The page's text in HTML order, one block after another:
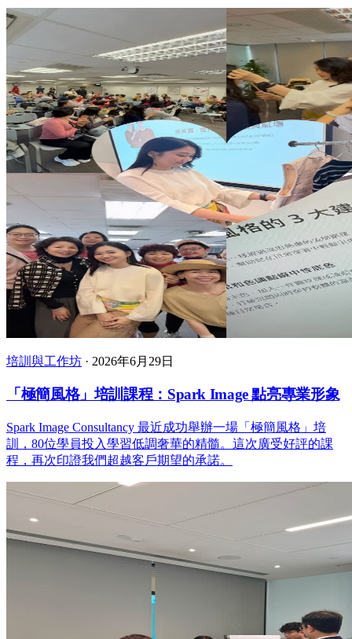
培訓與工作坊 · 2026年6月29日
「極簡風格」培訓課程：Spark Image 點亮專業形象
Spark Image Consultancy 最近成功舉辦一場「極簡風格」培
訓，80位學員投入學習低調奢華的精髓。這次廣受好評的課
程，再次印證我們超越客戶期望的承諾。